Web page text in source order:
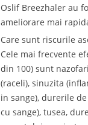
Oslif Breezhaler au
ameliorare mai
Care sunt riscurile
Cele mai frecvente
din 100) sunt
(raceli), sinuzita
in sange), durerile
cu sange), tusea,